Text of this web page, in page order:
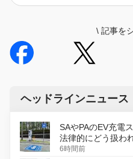
\ 記事を
ヘッドラインニュース
SAやPAのEV充電
法律的にどう扱わ
6時間前